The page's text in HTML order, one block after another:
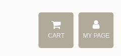
CART MY PAGE